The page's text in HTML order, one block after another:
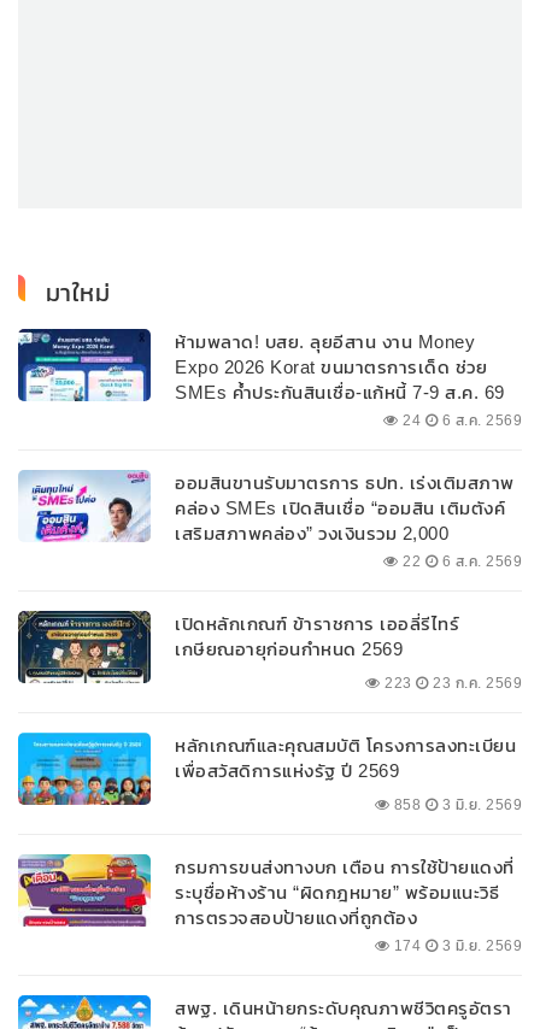
มาใหม่
ห้ามพลาด! บสย. ลุยอีสาน งาน Money
Expo 2026 Korat ขนมาตรการเด็ด ช่วย
SMEs ค้ำประกันสินเชื่อ-แก้หนี้ 7-9 ส.ค. 69
24 6 ส.ค. 2569
ออมสินขานรับมาตรการ ธปท. เร่งเติมสภาพ
คล่อง SMEs เปิดสินเชื่อ “ออมสิน เติมตังค์
เสริมสภาพคล่อง” วงเงินรวม 2,000
ลบ.สนับสนุนเงินทุนหมุนเวียนวงเงินกู้สูงสุด
22 6 ส.ค. 2569
เปิดหลักเกณฑ์ ข้าราชการ เออลี่รีไทร์
เกษียณอายุก่อนกำหนด 2569
223 23 ก.ค. 2569
หลักเกณฑ์และคุณสมบัติ โครงการลงทะเบียน
เพื่อสวัสดิการแห่งรัฐ ปี 2569
858 3 มิ.ย. 2569
กรมการขนส่งทางบก เตือน การใช้ป้ายแดงที่
ระบุชื่อห้างร้าน “ผิดกฎหมาย” พร้อมแนะวิธี
การตรวจสอบป้ายแดงที่ถูกต้อง
174 3 มิ.ย. 2569
สพฐ. เดินหน้ายกระดับคุณภาพชีวิตครูอัตรา